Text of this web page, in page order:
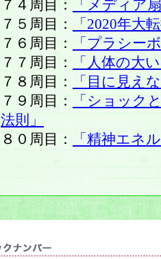
７４周目：
「メディア
７５周目：
「2020年大
７６周目：
「プラシー
７７周目：
「人体の大
７８周目：
「目に見え
７９周目：
「ショック
法則」
８０周目：
「精神エネ